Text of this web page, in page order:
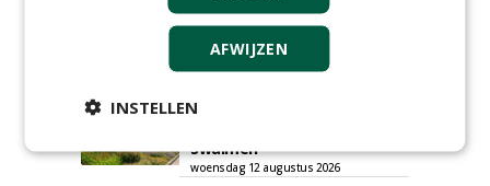
AGENDA
Roadshow over
Swalmen
woensdag 12 augustus 2026
AFWIJZEN
INSTELLEN